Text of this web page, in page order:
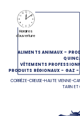
ALIMENTS ANIMAUX -
VÊTEMENTS
PRODUITS RÉGIONAUX - GAZ -
CORRÈZE-CREUSE-HAUTE VIENNE-
TARN ET
Horaires
d'ouverture